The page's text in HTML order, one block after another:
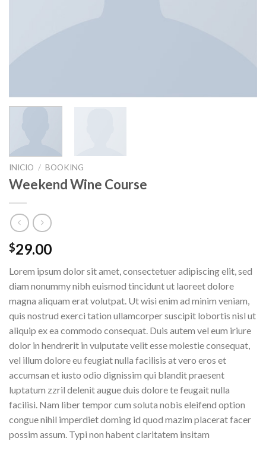
INICIO / BOOKING
Weekend Wine Course
$29.00
Lorem ipsum dolor sit amet, consectetuer adipiscing elit, sed
diam nonummy nibh euismod tincidunt ut laoreet dolore
magna aliquam erat volutpat. Ut wisi enim ad minim veniam,
quis nostrud exerci tation ullamcorper suscipit lobortis nisl ut
aliquip ex ea commodo consequat. Duis autem vel eum iriure
dolor in hendrerit in vulputate velit esse molestie consequat,
vel illum dolore eu feugiat nulla facilisis at vero eros et
accumsan et iusto odio dignissim qui blandit praesent
luptatum zzril delenit augue duis dolore te feugait nulla
facilisi. Nam liber tempor cum soluta nobis eleifend option
congue nihil imperdiet doming id quod mazim placerat facer
possim assum. Typi non habent claritatem insitam